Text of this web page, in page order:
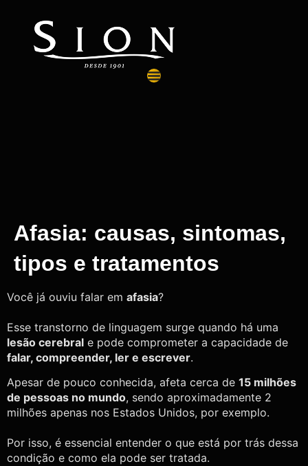
Afasia: causas, sintomas,
tipos e tratamentos
Você já ouviu falar em afasia?
Esse transtorno de linguagem surge quando há uma
lesão cerebral e pode comprometer a capacidade de
falar, compreender, ler e escrever.
Apesar de pouco conhecida, afeta cerca de 15 milhões
de pessoas no mundo, sendo aproximadamente 2
milhões apenas nos Estados Unidos, por exemplo.
Por isso, é essencial entender o que está por trás dessa
condição e como ela pode ser tratada.